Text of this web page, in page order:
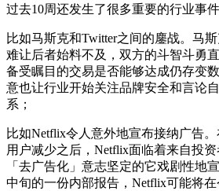
过去10周还发生了很多重要的行业事件
比如马斯克和Twitter之间的鏖战。马
难让后者始料不及，双方的斗智斗勇
备受瞩目的交易是否能够达成仍存变
意也让行业开始关注品牌安全和言论
系；
比如Netflix令人意外地宣布接纳广告
用户减少之后，Netflix面临着来自投
「去广告化」意志坚定的它戏剧性地
中旬的一份内部报告，Netflix可能将